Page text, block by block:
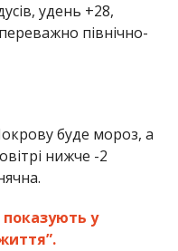
удень +28,
північно-
буде мороз, а
нижче -2
показують у